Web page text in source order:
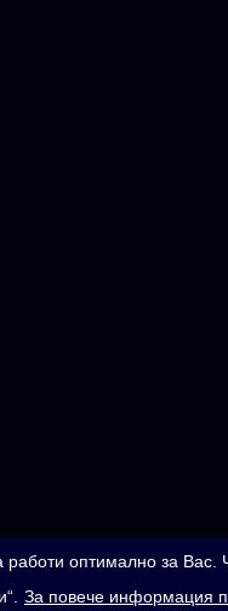
работи оптимално за
За повече информация